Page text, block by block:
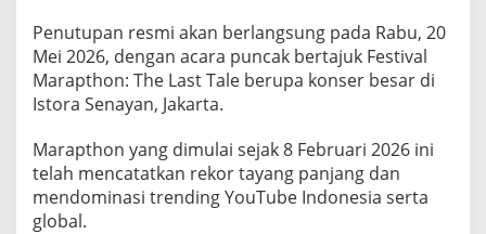
m
i
B
a
k
h
Penutupan resmi akan berlangsung pada Rabu, 20
Mei 2026, dengan acara puncak bertajuk Festival
Marapthon: The Last Tale berupa konser besar di
Istora Senayan, Jakarta.
Marapthon yang dimulai sejak 8 Februari 2026 ini
telah mencatatkan rekor tayang panjang dan
mendominasi trending YouTube Indonesia serta
global.